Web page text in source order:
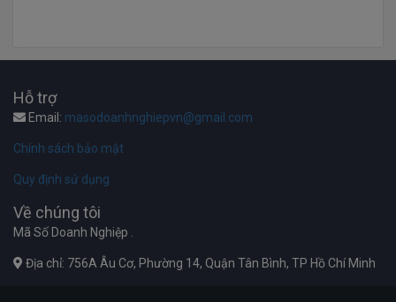
Hỗ trợ
Email: masodoanhnghiepvn@gmail.com
Chính sách bảo mật
Quy định sử dụng
Về chúng tôi
Mã Số Doanh Nghiệp .
Địa chỉ: 756A Âu Cơ, Phường 14, Quận Tân Bình, TP Hồ Chí Minh